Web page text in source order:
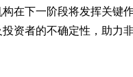
在下一阶段将发挥关键
资者的不确定性，助力